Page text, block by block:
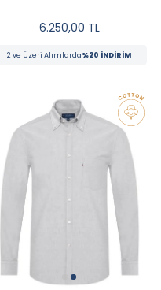
6.250,00 TL
2 ve Üzeri Alımlarda%20 İNDİRİM